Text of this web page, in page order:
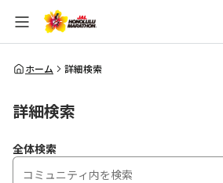
全体検索
ホーム 詳細検索
詳細検索
全体検索